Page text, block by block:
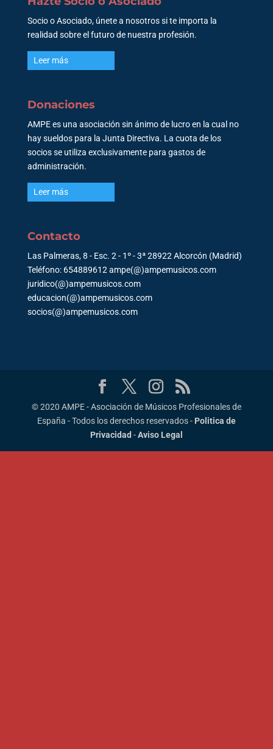
Socio o Asociado, únete a nosotros si te importa la
realidad sobre el futuro de nuestra profesión.
Leer más
Donaciones
AMPE es una asociación sin ánimo de lucro en la cual no
hay sueldos para la Junta Directiva. La cuota de los
socios se utiliza exclusivamente para gastos de
administración.
Leer más
Contacto
Las Palmeras, 8 - Esc. 2 - 1º - 3ª 28922 Alcorcón (Madrid)
Teléfono: 654889612 ampe(@)ampemusicos.com
juridico(@)ampemusicos.com
educacion(@)ampemusicos.com
socios(@)ampemusicos.com
© 2020 AMPE - Asociación de Músicos Profesionales de
España - Todos los derechos reservados - Politica de
Privacidad -Aviso Legal